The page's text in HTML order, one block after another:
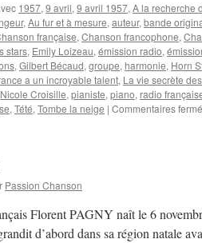
1957, 9 avril, 9 avril 1957, A la recherche
, Au fur et à mesure, auteur, bande
française, Chanson francophone,
stars, Emily Loizeau, émission radio,
, Gilbert Bécaud, groupe, harmonie, Horn
a un incroyable talent, La vie secrète
Nicole Croisille, pianiste, piano, radio
, Tété, Tombe la neige | Commentaires
Passion Chanson
Florent PAGNY naît le 6
d’abord dans sa région natale